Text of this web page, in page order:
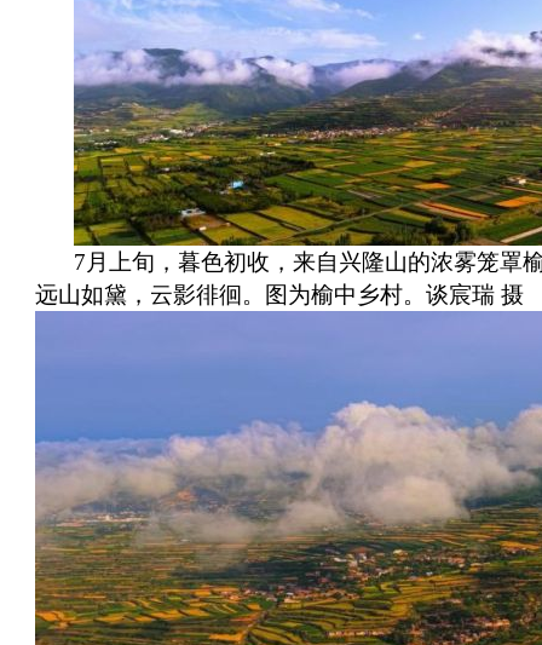
7月上旬，暮色初收，来自兴隆山的浓雾笼罩
远山如黛，云影徘徊。图为榆中乡村。谈宸瑞 摄